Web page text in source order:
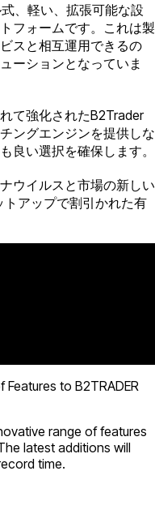
、軽い、拡張可能な設
フォームです。これは製
スと相互運用できるの
ーションとなっていま
て強化されたB2Trader
ングエンジンを提供しな
良い選択を確保します。
ウイルスと市場の新しい
アップで割引かれた有
Features to B2TRADER
range of features
latest additions will
time.